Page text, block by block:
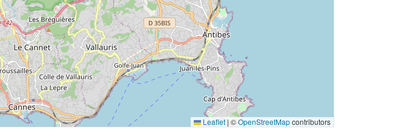
Leaflet |©OpenStreetMapcontributors